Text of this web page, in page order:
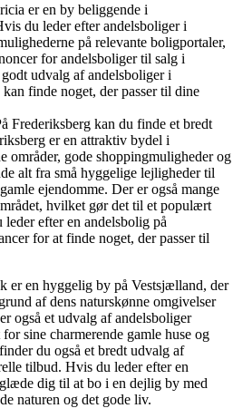
er en by beliggende i
du leder efter andelsboliger i
på relevante boligportaler,
for andelsboliger til salg i
udvalg af andelsboliger i
finde noget, der passer til dine
Frederiksberg kan du finde et bredt
er en attraktiv bydel i
områder, gode shoppingmuligheder og
alt fra små hyggelige lejligheder til
ejendomme. Der er også mange
hvilket gør det til et populært
efter en andelsbolig på
for at finde noget, der passer til
en hyggelig by på Vestsjælland, der
af dens naturskønne omgivelser
også et udvalg af andelsboliger
sine charmerende gamle huse og
du også et bredt udvalg af
tilbud. Hvis du leder efter en
dig til at bo i en dejlig by med
naturen og det gode liv.